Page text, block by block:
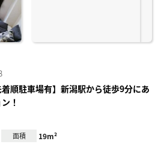
着順駐車場有】新潟駅から徒歩9分にあ
！
面積 19m²